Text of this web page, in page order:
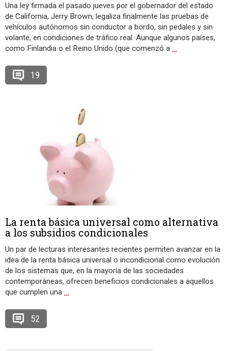
Una ley firmada el pasado jueves por el gobernador del estado
de California, Jerry Brown, legaliza finalmente las pruebas de
vehículos autónomos sin conductor a bordo, sin pedales y sin
volante, en condiciones de tráfico real. Aunque algunos países,
como Finlandia o el Reino Unido (que comenzó a …
19
La renta básica universal como alternativa
a los subsidios condicionales
Un par de lecturas interesantes recientes permiten avanzar en la
idea de la renta básica universal o incondicional como evolución
de los sistemas que, en la mayoría de las sociedades
contemporáneas, ofrecen beneficios condicionales a aquellos
que cumplen una …
52